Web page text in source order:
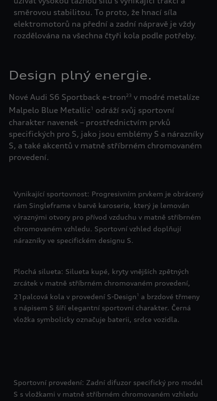
směrovou stabilitou. To proto, že hnací síla
elektromotorů na přední a zadní nápravě je vždy
rozdělována na všechna čtyři kola podle potřeby.
Design plný energie.
Nové Audi S6 Sportback e-tron23 v modré metalíze
Malpelo Blue Metallic1
odráží svůj sportovní
charakter navenek – prostřednictvím prvků
specifických pro S, jako jsou emblémy S a nárazníky
S, a také akcentů v matně stříbrném chromovaném
provedení.
Vynikající sportovnost: Progresivním prvkem je obrácený
rám Singleframe v barvě karoserie, který je lemován
výraznými otvory pro přívod vzduchu v matně stříbrném
chromovaném vzhledu. Sportovní vzhled doplňují
nárazníky ve specifickém designu S.
Plochá silueta: Silueta kupé, kryty vnějších zpětných
zrcátek v matně stříbrném chromovaném provedení,
21palcová kola v provedení S-Design 1 a brzdové třmeny
s nápisem S šíří elegantní sportovní charakter. Černá
vložka symbolicky označuje baterii, srdce vozidla.
Sportovní provedení: Zadní difuzor specifický pro model
S s vložkami v matně stříbrném chromovaném vzhledu